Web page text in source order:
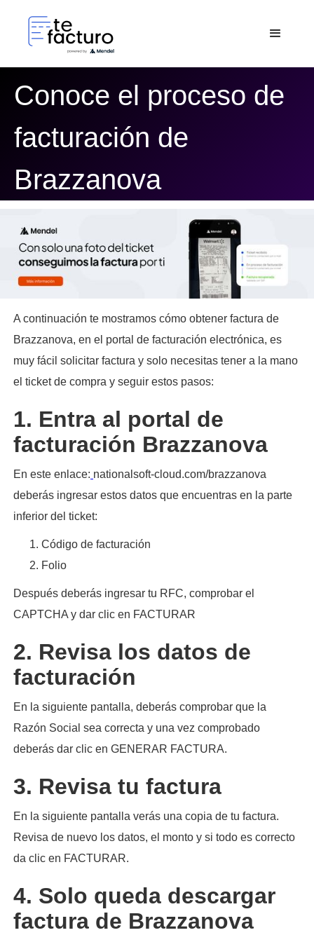
Conoce el proceso de
facturación de
Brazzanova
A continuación te mostramos cómo obtener factura de
Brazzanova, en el portal de facturación electrónica, es
muy fácil solicitar factura y solo necesitas tener a la mano
el ticket de compra y seguir estos pasos:​
1. Entra al portal de
facturación Brazzanova
En este enlace: nationalsoft-cloud.com/brazzanova
deberás ingresar estos datos que encuentras en la parte
inferior del ticket:
Código de facturación
Folio
Después deberás ingresar tu RFC, comprobar el
CAPTCHA y dar clic en FACTURAR
2. Revisa los datos de
facturación
En la siguiente pantalla, deberás comprobar que la
Razón Social sea correcta y una vez comprobado
deberás dar clic en GENERAR FACTURA.
3. Revisa tu factura
En la siguiente pantalla verás una copia de tu factura.
Revisa de nuevo los datos, el monto y si todo es correcto
da clic en FACTURAR.
4. Solo queda descargar
factura de Brazzanova